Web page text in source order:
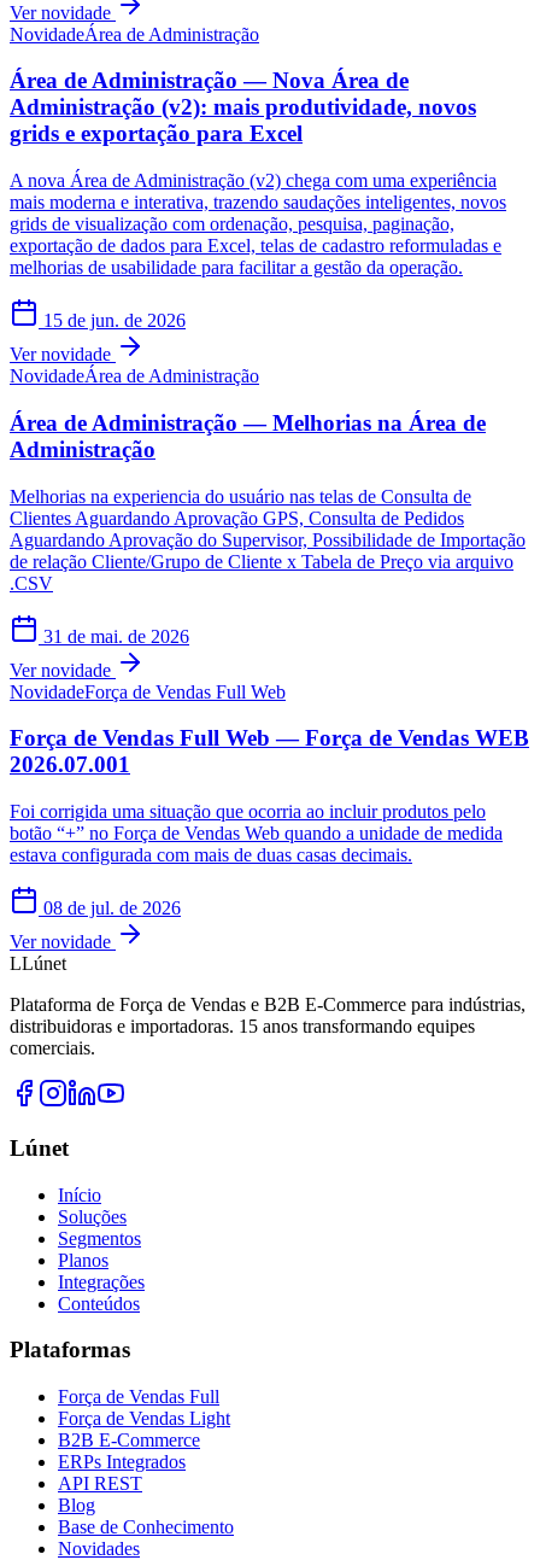
Ver novidade
NovidadeÁrea de Administração
Área de Administração — Nova Área de
Administração (v2): mais produtividade, novos
grids e exportação para Excel
A nova Área de Administração (v2) chega com uma experiência
mais moderna e interativa, trazendo saudações inteligentes, novos
grids de visualização com ordenação, pesquisa, paginação,
exportação de dados para Excel, telas de cadastro reformuladas e
melhorias de usabilidade para facilitar a gestão da operação.
15 de jun. de 2026
Ver novidade
NovidadeÁrea de Administração
Área de Administração — Melhorias na Área de
Administração
Melhorias na experiencia do usuário nas telas de Consulta de
Clientes Aguardando Aprovação GPS, Consulta de Pedidos
Aguardando Aprovação do Supervisor, Possibilidade de Importação
de relação Cliente/Grupo de Cliente x Tabela de Preço via arquivo
.CSV
31 de mai. de 2026
Ver novidade
NovidadeForça de Vendas Full Web
Força de Vendas Full Web — Força de Vendas WEB
2026.07.001
Foi corrigida uma situação que ocorria ao incluir produtos pelo
botão “+” no Força de Vendas Web quando a unidade de medida
estava configurada com mais de duas casas decimais.
08 de jul. de 2026
Ver novidade
LLúnet
Plataforma de Força de Vendas e B2B E-Commerce para indústrias,
distribuidoras e importadoras. 15 anos transformando equipes
comerciais.
Lúnet
Início
Soluções
Segmentos
Planos
Integrações
Conteúdos
Plataformas
Força de Vendas Full
Força de Vendas Light
B2B E-Commerce
ERPs Integrados
API REST
Blog
Base de Conhecimento
Novidades